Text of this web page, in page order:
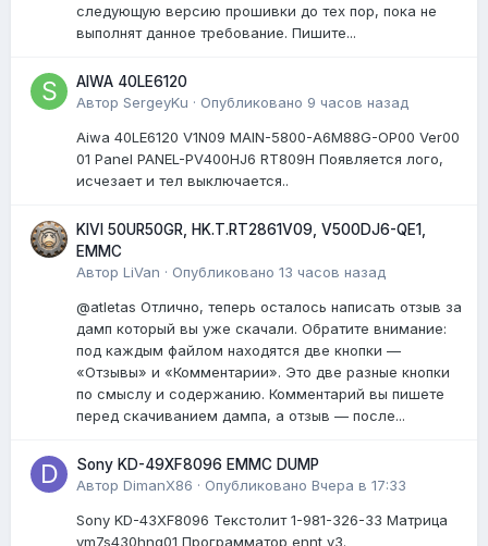
следующую версию прошивки до тех пор, пока не
выполнят данное требование. Пишите...
AIWA 40LE6120
Автор SergeyKu · Опубликовано 9 часов назад
Aiwa 40LE6120 V1N09 MAIN-5800-A6M88G-OP00 Ver00
01 Panel PANEL-PV400HJ6 RT809H Появляется лого,
исчезает и тел выключается..
KIVI 50UR50GR, HK.T.RT2861V09, V500DJ6-QE1,
EMMC
Автор LiVan · Опубликовано 13 часов назад
@atletas Отлично, теперь осталось написать отзыв за
дамп который вы уже скачали. Обратите внимание:
под каждым файлом находятся две кнопки —
«Отзывы» и «Комментарии». Это две разные кнопки
по смыслу и содержанию. Комментарий вы пишете
перед скачиванием дампа, а отзыв — после...
Sony KD-49XF8096 EMMC DUMP
Автор DimanX86 · Опубликовано Вчера в 17:33
Sony KD-43XF8096 Текстолит 1-981-326-33 Матрица
ym7s430hng01 Программатор ennt v3.